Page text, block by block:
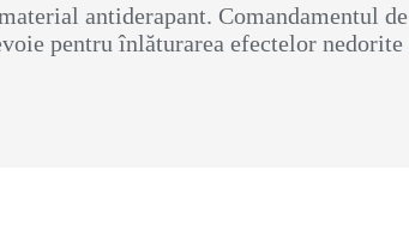
antiderapant. Comandamentul
pentru înlăturarea efectelor nedorite